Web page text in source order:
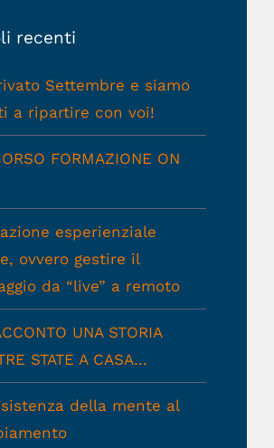
recenti
Settembre e siamo
a ripartire con voi!
FORMAZIONE ON
esperienziale
ovvero gestire il
da “live” a remoto
UNA STORIA
STATE A CASA…
della mente al